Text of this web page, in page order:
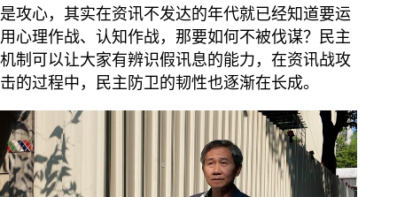
是攻心，其实在资讯不发达的年代就已经知道要运
用心理作战、认知作战，那要如何不被伐谋？民主
机制可以让大家有辨识假讯息的能力，在资讯战攻
击的过程中，民主防卫的韧性也逐渐在长成。